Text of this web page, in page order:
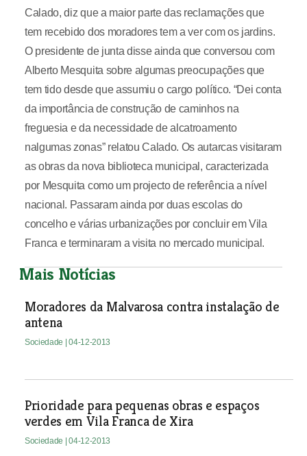
Calado, diz que a maior parte das reclamações que
tem recebido dos moradores tem a ver com os jardins.
O presidente de junta disse ainda que conversou com
Alberto Mesquita sobre algumas preocupações que
tem tido desde que assumiu o cargo político. “Dei conta
da importância de construção de caminhos na
freguesia e da necessidade de alcatroamento
nalgumas zonas” relatou Calado. Os autarcas visitaram
as obras da nova biblioteca municipal, caracterizada
por Mesquita como um projecto de referência a nível
nacional. Passaram ainda por duas escolas do
concelho e várias urbanizações por concluir em Vila
Franca e terminaram a visita no mercado municipal.
Mais Notícias
Moradores da Malvarosa contra instalação de
antena
Sociedade | 04-12-2013
Prioridade para pequenas obras e espaços
verdes em Vila Franca de Xira
Sociedade | 04-12-2013